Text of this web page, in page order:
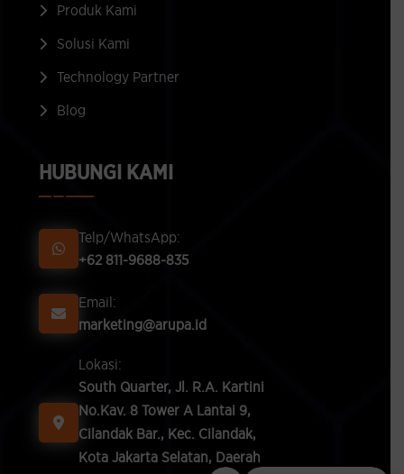
Produk Kami
Solusi Kami
Technology Partner
Blog
HUBUNGI KAMI
Telp/WhatsApp:
+62 811-9688-835
Email:
marketing@arupa.id
Lokasi:
South Quarter, Jl. R.A. Kartini
No.Kav. 8 Tower A Lantai 9,
Cilandak Bar., Kec. Cilandak,
Kota Jakarta Selatan, Daerah